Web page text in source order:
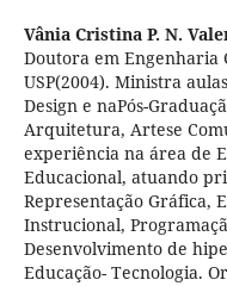
Vânia Cristina P. N.
Doutora em Engenharia
USP(2004). Ministra
Design e naPós-
Arquitetura, Artese
experiência na área de
Educacional, atuando
Representação Gráfica,
Instrucional,
Desenvolvimento de
Educação- Tecnologia.